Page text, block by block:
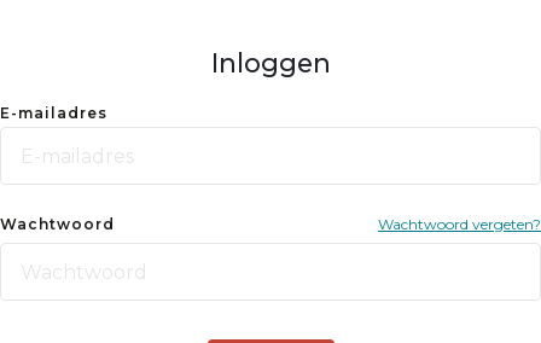
Inloggen
E-mailadres
Wachtwoord Wachtwoord vergeten?